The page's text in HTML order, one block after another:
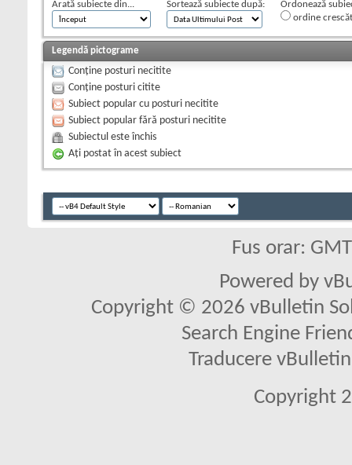
Arată subiecte din... Sortează subiecte după:
Ordonează
ordine
Legendă pictograme
Conține posturi necitite
Conține posturi citite
Subiect popular cu posturi necitite
Subiect popular fără posturi necitite
Subiectul este închis
Aţi postat în acest subiect
Fus orar:
Powered by
Copyright © 2026 vBulletin
Search Engine
Traducere
Copyright